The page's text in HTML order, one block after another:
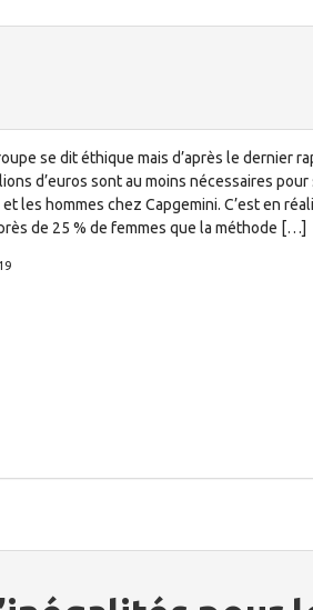
se dit éthique mais d’après le dernier
d’euros sont au moins nécessaires
les hommes chez Capgemini. C’est en
de 25 % de femmes que la méthode […]